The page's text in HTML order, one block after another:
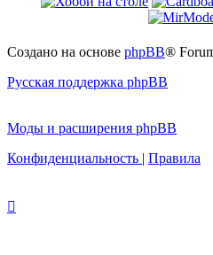
Создано на основе phpBB®
Русская поддержка phpBB
Моды и расширения phpBB
Конфиденциальность | Правила